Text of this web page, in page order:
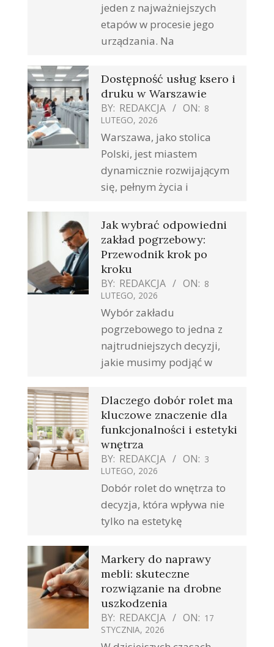
jeden z najważniejszych
etapów w procesie jego
urządzania. Na
Dostępność usług ksero i
druku w Warszawie
BY: REDAKCJA ON: 8
LUTEGO, 2026
Warszawa, jako stolica
Polski, jest miastem
dynamicznie rozwijającym
się, pełnym życia i
Jak wybrać odpowiedni
zakład pogrzebowy:
Przewodnik krok po
kroku
BY: REDAKCJA ON: 8
LUTEGO, 2026
Wybór zakładu
pogrzebowego to jedna z
najtrudniejszych decyzji,
jakie musimy podjąć w
Dlaczego dobór rolet ma
kluczowe znaczenie dla
funkcjonalności i estetyki
wnętrza
BY: REDAKCJA ON: 3
LUTEGO, 2026
Dobór rolet do wnętrza to
decyzja, która wpływa nie
tylko na estetykę
Markery do naprawy
mebli: skuteczne
rozwiązanie na drobne
uszkodzenia
BY: REDAKCJA ON: 17
STYCZNIA, 2026